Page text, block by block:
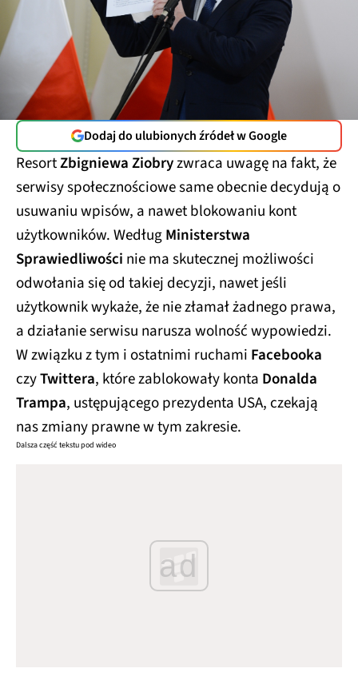
Dodaj do ulubionych źródeł w Google
ResortZbigniewa Ziobryzwraca uwagę na fakt, że
serwisy społecznościowe same obecnie decydują o
usuwaniu wpisów, a nawet blokowaniu kont
użytkowników. WedługMinisterstwa
Sprawiedliwości nie ma skutecznej możliwości
odwołania się od takiej decyzji, nawet jeśli
użytkownik wykaże, że nie złamał żadnego prawa,
a działanie serwisu narusza wolność wypowiedzi.
W związku z tym i ostatnimi ruchami Facebooka
czyTwittera, które zablokowały konta Donalda
Trampa, ustępującego prezydenta USA, czekają
nas zmiany prawne w tym zakresie.
Dalsza część tekstu pod wideo
ad